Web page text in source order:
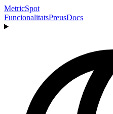
MetricSpot
FuncionalitatsPreusDocs